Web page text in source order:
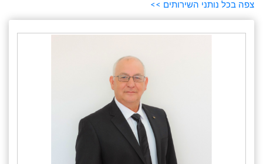
צפה בכל נותני השירותים >>